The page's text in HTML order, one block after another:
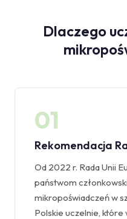
Dlaczego
01
Rekomendacja
Od 2022 r. Rada Unii
państwom
mikropoświadczeń w
Polskie uczelnie, które